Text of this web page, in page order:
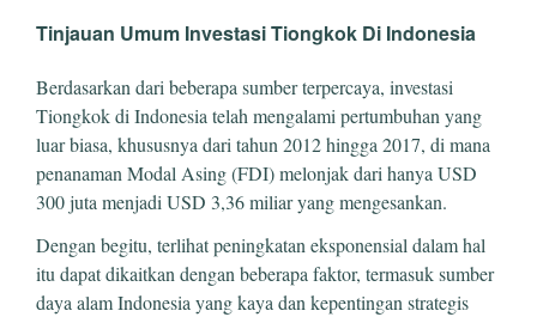
Tinjauan Umum Investasi Tiongkok Di Indonesia
Berdasarkan dari beberapa sumber terpercaya, investasi
Tiongkok di Indonesia telah mengalami pertumbuhan yang
luar biasa, khususnya dari tahun 2012 hingga 2017, di mana
penanaman Modal Asing (FDI) melonjak dari hanya USD
300 juta menjadi USD 3,36 miliar yang mengesankan.
Dengan begitu, terlihat peningkatan eksponensial dalam hal
itu dapat dikaitkan dengan beberapa faktor, termasuk sumber
daya alam Indonesia yang kaya dan kepentingan strategis